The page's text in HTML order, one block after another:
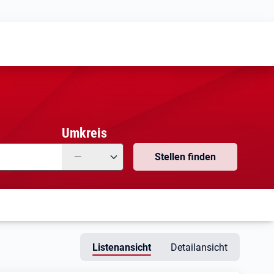
Umkreis
— Stellen finden
Listenansicht Detailansicht